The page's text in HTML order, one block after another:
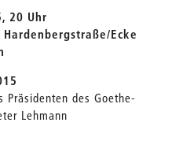
20 Uhr
Ecke
Präsidenten des Goethe-
Lehmann